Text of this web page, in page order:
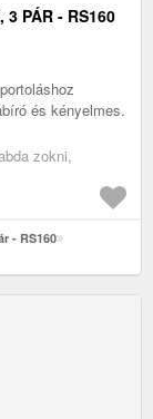
3 PÁR - RS160
és kényelmes.
zokni,
- RS160